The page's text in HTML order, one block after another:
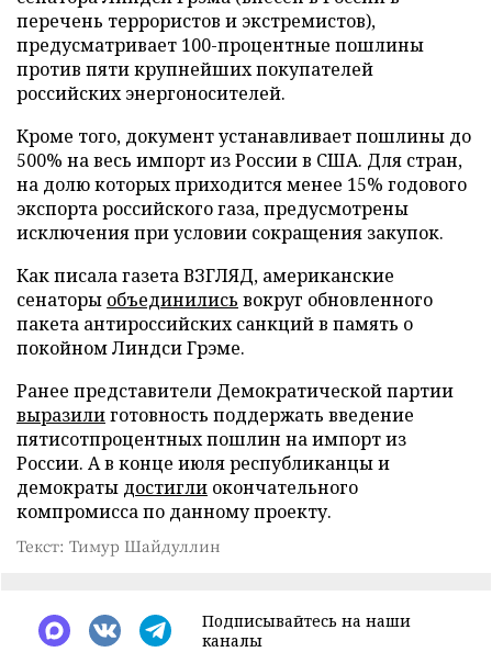
перечень террористов и экстремистов),
предусматривает 100-процентные пошлины
против пяти крупнейших покупателей
российских энергоносителей.
Кроме того, документ устанавливает пошлины до
500% на весь импорт из России в США. Для стран,
на долю которых приходится менее 15% годового
экспорта российского газа, предусмотрены
исключения при условии сокращения закупок.
Как писала газета ВЗГЛЯД, американские
сенаторы объединились вокруг обновленного
пакета антироссийских санкций в память о
покойном Линдси Грэме.
Ранее представители Демократической партии
выразилиготовность поддержать введение
пятисотпроцентных пошлин на импорт из
России. А в конце июля республиканцы и
демократы достигли окончательного
компромисса по данному проекту.
Текст: Тимур Шайдуллин
Подписывайтесь на наши
каналы